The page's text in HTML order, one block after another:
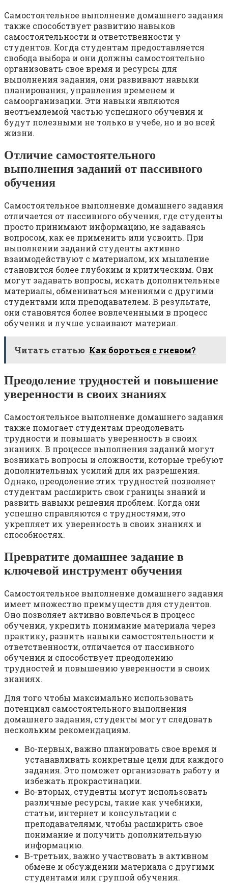
Самостоятельное выполнение домашнего задания
также способствует развитию навыков
самостоятельности и ответственности у
студентов. Когда студентам предоставляется
свобода выбора и они должны самостоятельно
организовать свое время и ресурсы для
выполнения задания, они развивают навыки
планирования, управления временем и
самоорганизации. Эти навыки являются
неотъемлемой частью успешного обучения и
будут полезными не только в учебе, но и во всей
жизни.
Отличие самостоятельного
выполнения заданий от пассивного
обучения
Самостоятельное выполнение домашнего задания
отличается от пассивного обучения, где студенты
просто принимают информацию, не задаваясь
вопросом, как ее применить или усвоить. При
выполнении заданий студенты активно
взаимодействуют с материалом, их мышление
становится более глубоким и критическим. Они
могут задавать вопросы, искать дополнительные
материалы, обмениваться мнениями с другими
студентами или преподавателем. В результате,
они становятся более вовлеченными в процесс
обучения и лучше усваивают материал.
Читать статью Как бороться с гневом?
Преодоление трудностей и повышение
уверенности в своих знаниях
Самостоятельное выполнение домашнего задания
также помогает студентам преодолевать
трудности и повышать уверенность в своих
знаниях. В процессе выполнения заданий могут
возникать вопросы и сложности, которые требуют
дополнительных усилий для их разрешения.
Однако, преодоление этих трудностей позволяет
студентам расширить свои границы знаний и
развить навыки решения проблем. Когда они
успешно справляются с трудностями, это
укрепляет их уверенность в своих знаниях и
способностях.
Превратите домашнее задание в
ключевой инструмент обучения
Самостоятельное выполнение домашнего задания
имеет множество преимуществ для студентов.
Оно позволяет активно вовлечься в процесс
обучения, укрепить понимание материала через
практику, развить навыки самостоятельности и
ответственности, отличается от пассивного
обучения и способствует преодолению
трудностей и повышению уверенности в своих
знаниях.
Для того чтобы максимально использовать
потенциал самостоятельного выполнения
домашнего задания, студенты могут следовать
нескольким рекомендациям.
Во-первых, важно планировать свое время и
устанавливать конкретные цели для каждого
задания. Это поможет организовать работу и
избежать прокрастинации.
Во-вторых, студенты могут использовать
различные ресурсы, такие как учебники,
статьи, интернет и консультации с
преподавателями, чтобы расширить свое
понимание и получить дополнительную
информацию.
В-третьих, важно участвовать в активном
обмене и обсуждении материала с другими
студентами или группой обучения.